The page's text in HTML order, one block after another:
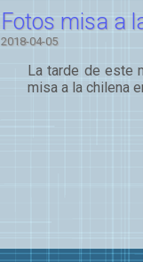
Fotos misa a
2018-04-05
La tarde de este
misa a la chilena